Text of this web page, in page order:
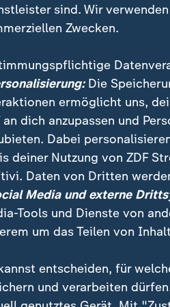
Erfolg als Fußballer, wird
Frau Victoria wird
sind. Wir
Zwecken.
Die
ermöglicht uns,
an dich anzupassen und
Dabei
deiner Nutzung von ZDF
Daten von Dritten
Media und externe
Tools und Dienste von
um das Teilen von
entscheiden, für
und verarbeiten